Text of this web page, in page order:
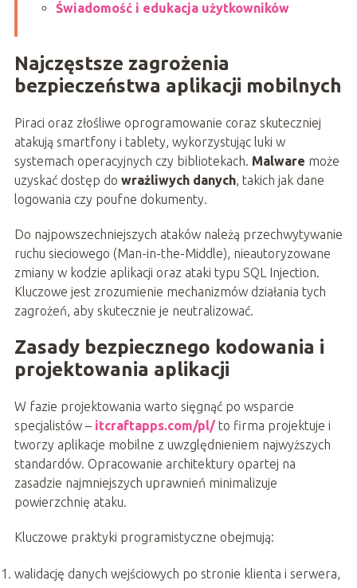
Świadomość i edukacja użytkowników
Najczęstsze zagrożenia
bezpieczeństwa aplikacji mobilnych
Piraci oraz złośliwe oprogramowanie coraz skuteczniej
atakują smartfony i tablety, wykorzystując luki w
systemach operacyjnych czy bibliotekach. Malware może
uzyskać dostęp do wrażliwych danych, takich jak dane
logowania czy poufne dokumenty.
Do najpowszechniejszych ataków należą przechwytywanie
ruchu sieciowego (Man-in-the-Middle), nieautoryzowane
zmiany w kodzie aplikacji oraz ataki typu SQL Injection.
Kluczowe jest zrozumienie mechanizmów działania tych
zagrożeń, aby skutecznie je neutralizować.
Zasady bezpiecznego kodowania i
projektowania aplikacji
W fazie projektowania warto sięgnąć po wsparcie
specjalistów – itcraftapps.com/pl/to firma projektuje i
tworzy aplikacje mobilne z uwzględnieniem najwyższych
standardów. Opracowanie architektury opartej na
zasadzie najmniejszych uprawnień minimalizuje
powierzchnię ataku.
Kluczowe praktyki programistyczne obejmują:
walidację danych wejściowych po stronie klienta i serwera,